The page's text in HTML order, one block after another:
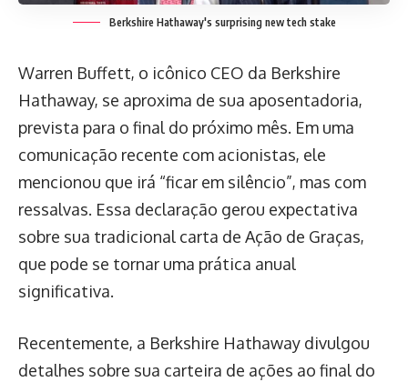
Berkshire Hathaway's surprising new tech stake
Warren Buffett, o icônico CEO da Berkshire
Hathaway, se aproxima de sua aposentadoria,
prevista para o final do próximo mês. Em uma
comunicação recente com acionistas, ele
mencionou que irá “ficar em silêncio”, mas com
ressalvas. Essa declaração gerou expectativa
sobre sua tradicional carta de Ação de Graças,
que pode se tornar uma prática anual
significativa.
Recentemente, a Berkshire Hathaway divulgou
detalhes sobre sua carteira de ações ao final do